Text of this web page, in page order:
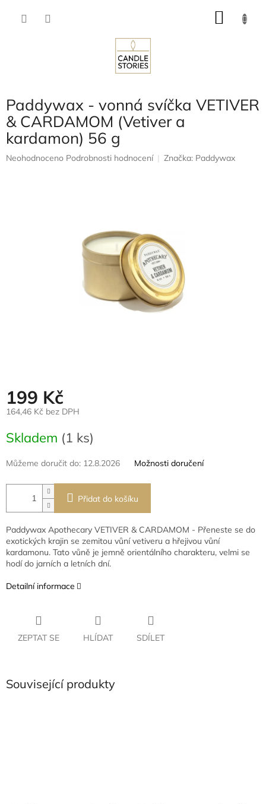
Paddywax - vonná svíčka VETIVER
& CARDAMOM (Vetiver a
kardamon) 56 g
Průměrné
Neohodnoceno Podrobnosti hodnocení Značka: Paddywax
199 Kč
164,46 Kč bez DPH
cena:
Skladem (1 ks)
Můžeme doručit do: 12.8.2026 Možnosti doručení
Přidat do košíku
Paddywax Apothecary VETIVER & CARDAMOM - Přeneste se do
exotických krajin se zemitou vůní vetiveru a hřejivou vůní
kardamonu. Tato vůně je jemně orientálního charakteru, velmi se
hodí do jarních a letních dní.
Detailní informace
ZEPTAT SE HLÍDAT SDÍLET
Související produkty